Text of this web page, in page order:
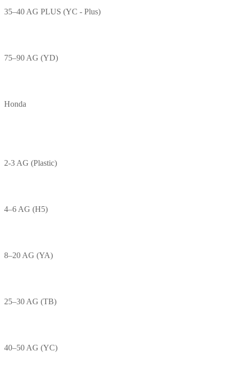
35–40 AG PLUS (YC - Plus)
75–90 AG (YD)
Honda
2-3 AG (Plastic)
4–6 AG (H5)
8–20 AG (YA)
25–30 AG (TB)
40–50 AG (YC)